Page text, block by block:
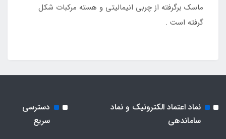
ماسک برگرفته از چربی انیمالیتی و هسته مرکبات شکل
گرفته است .
نماد اعتماد الکترونیک و نماد
ساماندهی
دسترسی
سریع